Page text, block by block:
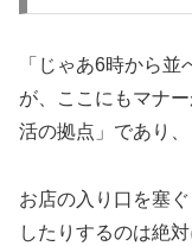
「じゃあ6時から
が、ここにもマナ
活の拠点」であり
お店の入り口を塞
したりするのは絶